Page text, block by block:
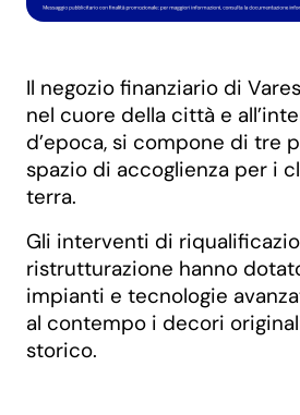
Il negozio finanziario di
nel cuore della città e
d’epoca, si compone di tre
spazio di accoglienza per i
terra.
Gli interventi di
ristrutturazione hanno
impianti e tecnologie
al contempo i decori
storico.